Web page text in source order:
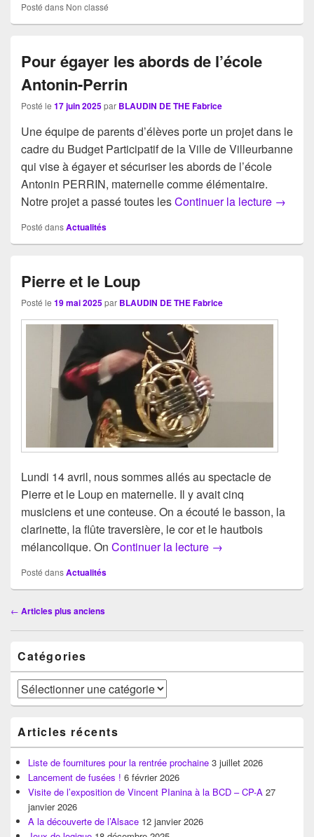
Posté dans Non classé
Pour égayer les abords de l’école
Antonin-Perrin
Posté le 17 juin 2025par BLAUDIN DE THE Fabrice
Une équipe de parents d’élèves porte un projet dans le
cadre du Budget Participatif de la Ville de Villeurbanne
qui vise à égayer et sécuriser les abords de l’école
Antonin PERRIN, maternelle comme élémentaire.
Notre projet a passé toutes lesContinuer la lecture Pour
→
Posté dansActualités
Pierre et le Loup
Posté le 19 mai 2025par BLAUDIN DE THE Fabrice
Lundi 14 avril, nous sommes allés au spectacle de
Pierre et le Loup en maternelle. Il y avait cinq
musiciens et une conteuse. On a écouté le basson, la
clarinette, la flûte traversière, le cor et le hautbois
mélancolique. On Continuer la lecture Pierre et le Loup
→
Posté dansActualités
Navigation
articles
← Articles plus anciens
principale
de
widget
pour
la
latérale
Catégories
Catégories
Articles récents
Liste de fournitures pour la rentrée prochaine 3 juillet 2026
Lancement de fusées ! 6 février 2026
Visite de l’exposition de Vincent PIanina à la BCD – CP-A 27
janvier 2026
A la découverte de l’Alsace 12 janvier 2026